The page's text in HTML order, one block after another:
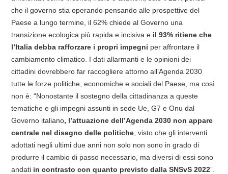
che il governo stia operando pensando alle prospettive del
Paese a lungo termine, il 62% chiede al Governo una
transizione ecologica più rapida e incisiva e il 93% ritiene che
l’Italia debba rafforzare i propri impegni per affrontare il
cambiamento climatico. I dati allarmanti e le opinioni dei
cittadini dovrebbero far raccogliere attorno all’Agenda 2030
tutte le forze politiche, economiche e sociali del Paese, ma così
non è: “Nonostante il sostegno della cittadinanza a queste
tematiche e gli impegni assunti in sede Ue, G7 e Onu dal
Governo italiano, l’attuazione dell’Agenda 2030 non appare
centrale nel disegno delle politiche , visto che gli interventi
adottati negli ultimi due anni non solo non sono in grado di
produrre il cambio di passo necessario, ma diversi di essi sono
andati in contrasto con quanto previsto dalla SNSvS 2022”.